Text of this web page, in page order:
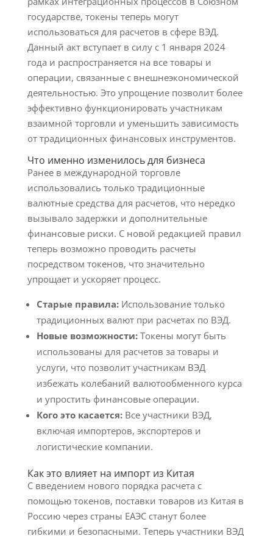
государстве, токены теперь могут
использоваться для расчетов в сфере ВЭД.
Данный акт вступает в силу c 1 января 2024
года и распространяется на все товары и
операции, связанные с внешнеэкономической
деятельностью. Это упрощение позволит более
эффективно функционировать участникам
взаимной торговли и уменьшить зависимость
от традиционных финансовых инструментов.
Что именно изменилось для бизнеса
Ранее в международной торговле
использовались только традиционные
валютные средства для расчетов, что нередко
вызывало задержки и дополнительные
финансовые риски. С новой редакцией правил
теперь возможно проводить расчеты
посредством токенов, что значительно
упрощает и ускоряет процесс.
Старые правила:Использование только
традиционных валют при расчетах по ВЭД.
Новые возможности:Токены могут быть
использованы для расчетов за товары и
услуги, что позволит участникам ВЭД
избежать колебаний валютообменного курса
и упростить финансовые операции.
Кого это касается:Все участники ВЭД,
включая импортеров, экспортеров и
логистические компании.
Как это влияет на импорт из Китая
С введением нового порядка расчета с
помощью токенов, поставки товаров из Китая в
Россию через страны ЕАЭС станут более
гибкими и безопасными. Теперь участники ВЭД